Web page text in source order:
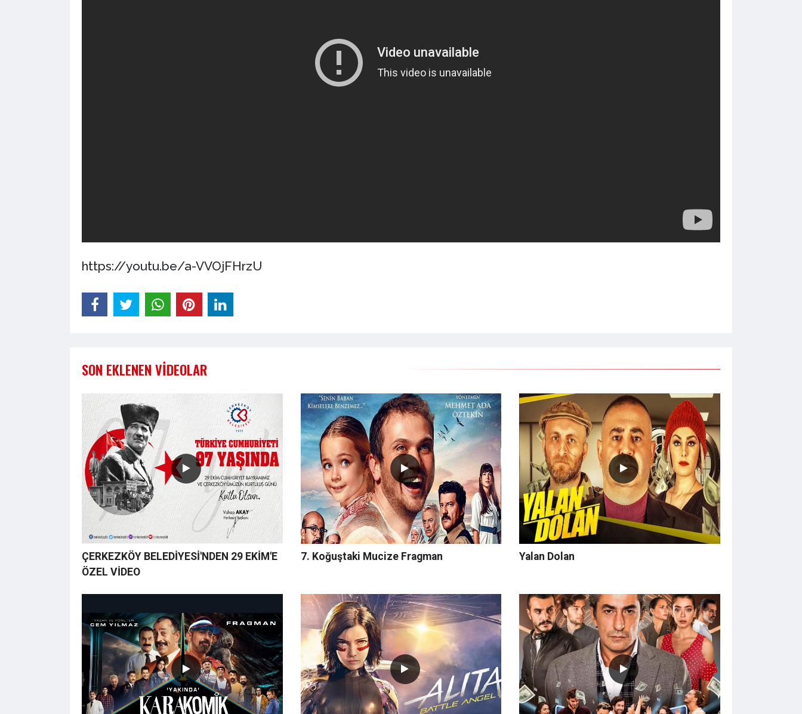
https://youtu.be/a-VVOjFHrzU
SON EKLENEN VIDEOLAR
ÇERKEZKÖY BELEDİYESİ'NDEN 29 EKİM'E
ÖZEL VİDEO
7. Koğuştaki Mucize Fragman Yalan Dolan